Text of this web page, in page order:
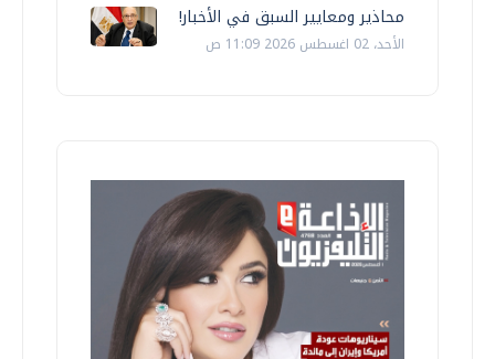
محاذير ومعايير السبق في الأخبار!
الأحد، 02 اغسطس 2026 11:09 ص